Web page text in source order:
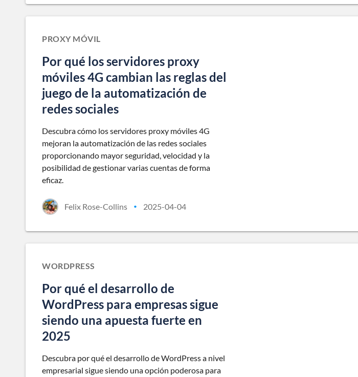
PROXY MÓVIL
Por qué los servidores proxy
móviles 4G cambian las reglas del
juego de la automatización de
redes sociales
Descubra cómo los servidores proxy móviles 4G
mejoran la automatización de las redes sociales
proporcionando mayor seguridad, velocidad y la
posibilidad de gestionar varias cuentas de forma
eficaz.
Felix Rose-Collins • 2025-04-04
WORDPRESS
Por qué el desarrollo de
WordPress para empresas sigue
siendo una apuesta fuerte en
2025
Descubra por qué el desarrollo de WordPress a nivel
empresarial sigue siendo una opción poderosa para